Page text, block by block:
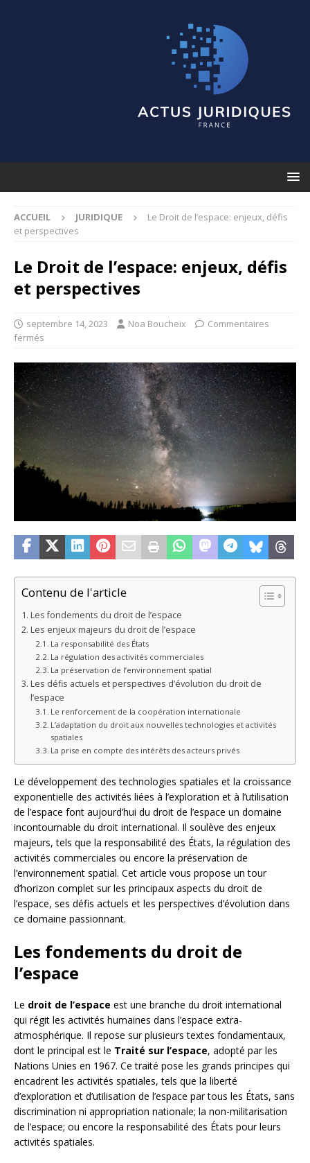
ACCUEIL JURIDIQUE
Le Droit de l’espace: enjeux, défis
et perspectives
Le Droit de l’espace: enjeux, défis
et perspectives
septembre 14, 2023 Noa Boucheix
Commentaires
fermés
Contenu de l'article
Les fondements du droit de l’espace
Les enjeux majeurs du droit de l’espace
La responsabilité des États
La régulation des activités commerciales
La préservation de l’environnement spatial
Les défis actuels et perspectives d’évolution du droit de
l’espace
Le renforcement de la coopération internationale
L’adaptation du droit aux nouvelles technologies et activités
spatiales
La prise en compte des intérêts des acteurs privés
Le développement des technologies spatiales et la croissance
exponentielle des activités liées à l’exploration et à l’utilisation
de l’espace font aujourd’hui du droit de l’espace un domaine
incontournable du droit international. Il soulève des enjeux
majeurs, tels que la responsabilité des États, la régulation des
activités commerciales ou encore la préservation de
l’environnement spatial. Cet article vous propose un tour
d’horizon complet sur les principaux aspects du droit de
l’espace, ses défis actuels et les perspectives d’évolution dans
ce domaine passionnant.
Les fondements du droit de
l’espace
Le droit de l’espace est une branche du droit international
qui régit les activités humaines dans l’espace extra-
atmosphérique. Il repose sur plusieurs textes fondamentaux,
dont le principal est le Traité sur l’espace, adopté par les
Nations Unies en 1967. Ce traité pose les grands principes qui
encadrent les activités spatiales, tels que la liberté
d’exploration et d’utilisation de l’espace par tous les États, sans
discrimination ni appropriation nationale; la non-militarisation
de l’espace; ou encore la responsabilité des États pour leurs
activités spatiales.